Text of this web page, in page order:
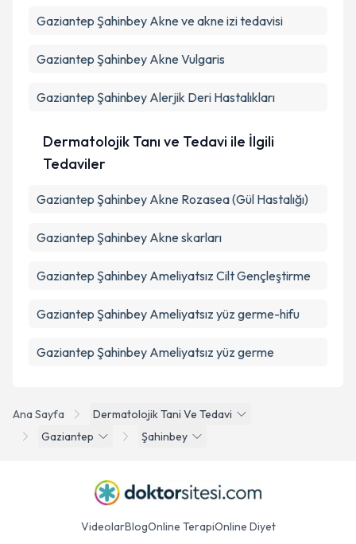
Ana Sayfa
Dermatolojik Tani Ve Tedavi
Gaziantep
Şahinbey
Gaziantep Şahinbey Akne ve akne izi tedavisi
Gaziantep Şahinbey Akne Vulgaris
Gaziantep Şahinbey Alerjik Deri Hastalıkları
Dermatolojik Tanı ve Tedavi ile İlgili
Tedaviler
Gaziantep Şahinbey Akne Rozasea (Gül Hastalığı)
Gaziantep Şahinbey Akne skarları
Gaziantep Şahinbey Ameliyatsız Cilt Gençleştirme
Gaziantep Şahinbey Ameliyatsız yüz germe-hifu
Gaziantep Şahinbey Ameliyatsız yüz germe
VideolarBlogOnline TerapiOnline Diyet